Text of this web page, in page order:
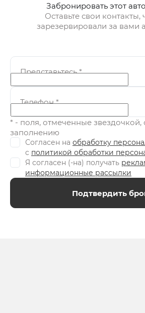
Забронировать этот
Оставьте свои
зарезервировали за вами
Представьтесь*
Телефон*
* - поля, отмеченные звездочкой,
заполнению
Согласен на обработку
c политикой обработки
Я согласен (-на) получать
информационные рассылки
Подтвердить